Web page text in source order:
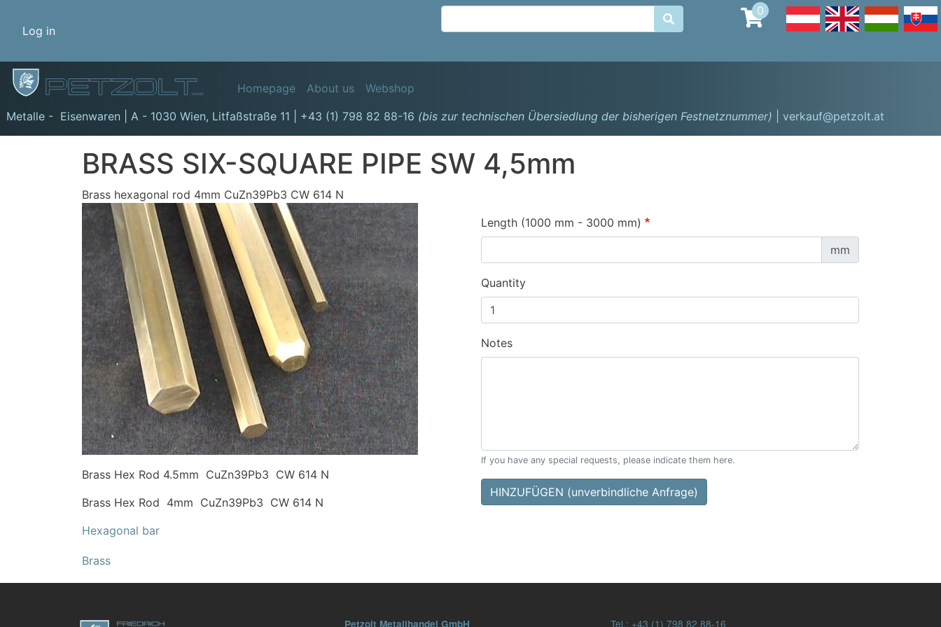
Skip
content
Benutzermenü
Log in

0
GmbH Hauptnavigation
Homepage About us
Webshop
Metalle - Eisenwaren | A - 1030 Wien, Litfaßstraße 11 +43 (1) 798 82 88-16 (bis zur technischen Übersiedlung der bisherigen Festnetznummer) | verkauf@petzolt.at
BRASS SIX-SQUARE PIPE SW 4,5mm
Brass hexagonal rod 4mm CuZn39Pb3 CW 614 N
Brass Hex Rod 4.5mm CuZn39Pb3 CW 614 N
Brass Hex Rod 4mm CuZn39Pb3 CW 614 N
Length (1000 mm - 3000 mm)
mm
Quantity
Notes
If you have any special requests, please indicate them here.
HINZUFÜGEN (unverbindliche Anfrage)
Hexagonal bar
Brass
Petzolt Metallhandel GmbH Tel.: +43 (1) 798 82 88-16